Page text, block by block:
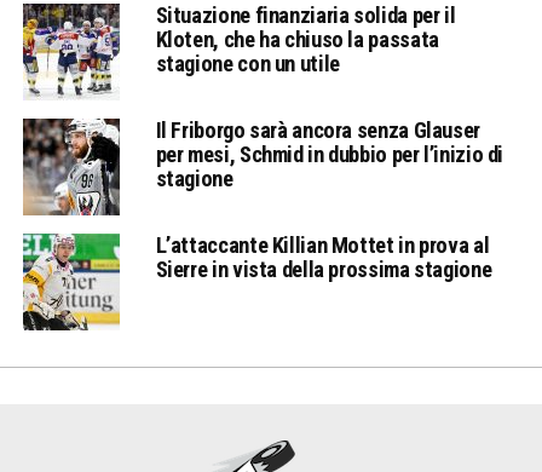
Situazione finanziaria solida per il
Kloten, che ha chiuso la passata
stagione con un utile
Il Friborgo sarà ancora senza Glauser
per mesi, Schmid in dubbio per l’inizio di
stagione
L’attaccante Killian Mottet in prova al
Sierre in vista della prossima stagione